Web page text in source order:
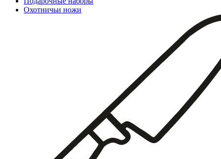
Охотничьи ножи